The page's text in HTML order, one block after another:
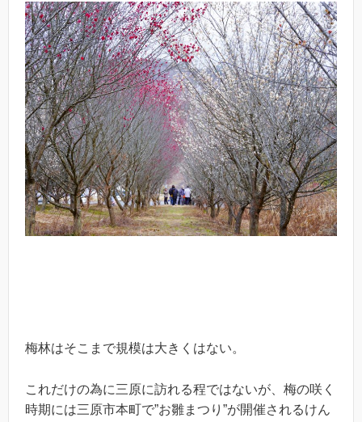
梅林はそこまで規模は大きくはない。
これだけの為に三原に訪れる程ではないが、梅の咲く
時期には三原市本町で”お雛まつり”が開催されるけん